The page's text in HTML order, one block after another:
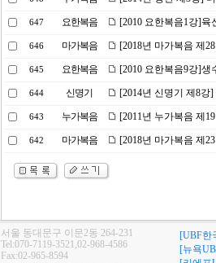
647 요한복음 [2010 요한복음1강]육
646 마가복음 [2018년 마가복음 제
645 요한복음 [2010 요한복음9강]생
644 신명기 [2014년 신명기 제8강
643 누가복음 [2011년 누가복음 제
642 마가복음 [2018년 마가복음 제
서울 동대문구 이문2동 264-231
Tel:070-7119-3521,02-968-4586
Fax:02-965-8594
[UBF한
[뉴욕